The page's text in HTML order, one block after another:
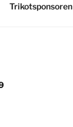
Trikotsponsoren